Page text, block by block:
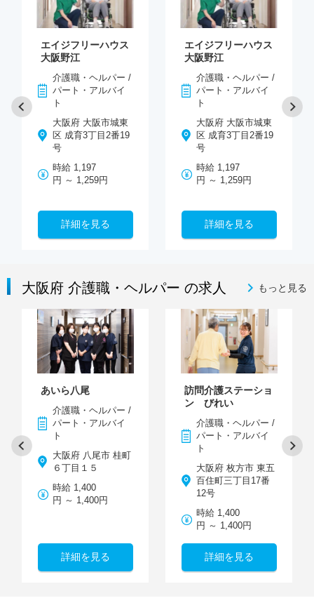
エイジフリーハウス
大阪野江
介護職・ヘルパー /
パート・アルバイ
ト
大阪府 大阪市城東
区 成育3丁目2番19
号
時給 1,197
円 ～ 1,259円
詳細を見る
エイジフリーハウス
大阪野江
介護職・ヘルパー /
パート・アルバイ
ト
大阪府 大阪市城東
区 成育3丁目2番19
号
時給 1,197
円 ～ 1,259円
詳細を見る
大阪府 介護職・ヘルパー の求人 もっと見る
あいら八尾
介護職・ヘルパー /
パート・アルバイ
ト
大阪府 八尾市 桂町
６丁目１５
時給 1,400
円 ～ 1,400円
詳細を見る
訪問介護ステーショ
ン びれい
介護職・ヘルパー /
パート・アルバイ
ト
大阪府 枚方市 東五
百住町三丁目17番
12号
時給 1,400
円 ～ 1,400円
詳細を見る